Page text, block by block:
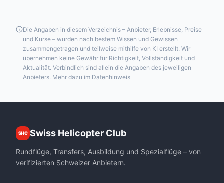
Die Angaben in diesem Verzeichnis – Anbieter, Erlebnisse, Preise
und Kurse – wurden nach bestem Wissen und Gewissen
zusammengetragen und teilweise mithilfe von KI erstellt. Wir
übernehmen keine Gewähr für Richtigkeit, Vollständigkeit und
Aktualität. Verbindlich sind allein die Angaben des jeweiligen
Anbieters. Mehr dazu im Datenhinweis
SHC Swiss Helicopter Club
Rundflüge, Transfers, Ausbildung und Spezialflüge – von
verifizierten Schweizer Anbietern.